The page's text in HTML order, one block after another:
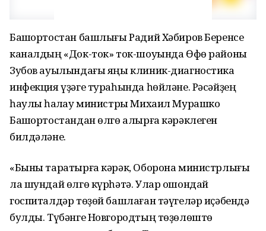
Башҡортостан башлығы Радий Хәбиров Беренсе
каналдың «Док-ток» ток-шоуында Өфө районы
Зубов ауылындағы яңы клиник-диагностика
инфекция үҙәге тураһында һөйләне. Рәсәйҙең
һаулыҡ һаҡлау министры Михаил Мурашко
Башҡортостандан өлгө алырға кәрәклеген
билдәләне.
«Быны таратырға кәрәк, Оборона министрлығы
ла шундай өлгө күрһәтә. Улар ошондай
госпиталдәр төҙөй башлаған тәүгеләр иҫәбендә
булды. Түбәнге Новгородтың төҙөлөштө